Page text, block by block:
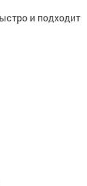
и подходит